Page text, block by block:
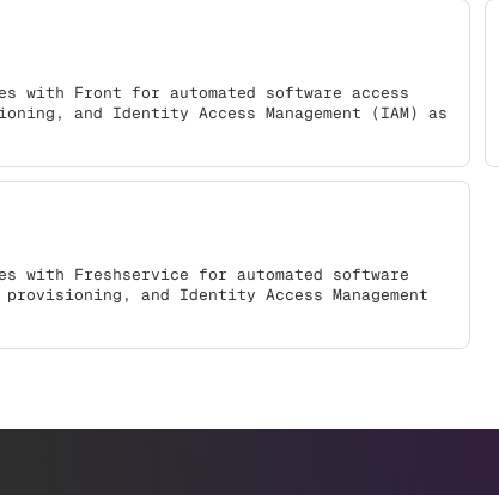
with Front for automated software access
and Identity Access Management (IAM) as
with Freshservice for automated software
provisioning, and Identity Access Management